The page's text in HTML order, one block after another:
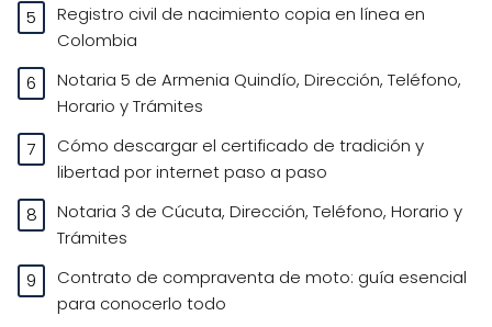
Registro civil de nacimiento copia en línea en
Colombia
Notaria 5 de Armenia Quindío, Dirección, Teléfono,
Horario y Trámites
Cómo descargar el certificado de tradición y
libertad por internet paso a paso
Notaria 3 de Cúcuta, Dirección, Teléfono, Horario y
Trámites
Contrato de compraventa de moto: guía esencial
para conocerlo todo